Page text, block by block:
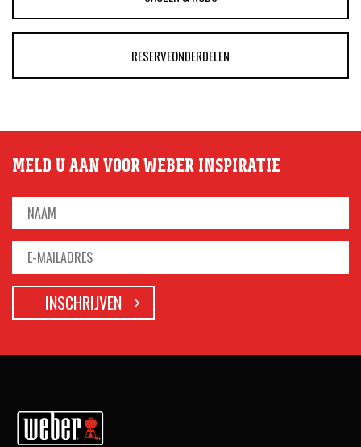
RESERVEONDERDELEN
MELD U AAN VOOR WEBER INSPIRATIE